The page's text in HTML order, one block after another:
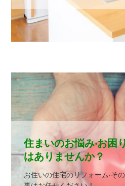
住まいのお悩み‧お困
はありませんか？
お住いの住宅のリフォーム‧そ